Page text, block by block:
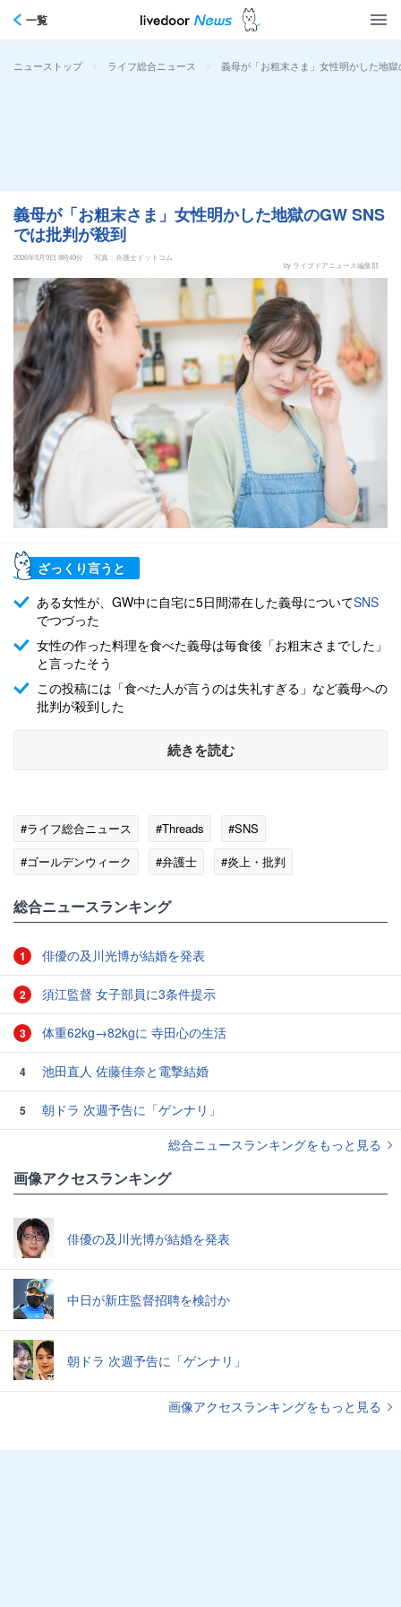
一覧
ニューストップ > ライフ総合ニュース > 義母が「お粗末さま」女性明かした地
義母が「お粗末さま」女性明かした地獄のGW SNS
では批判が殺到
2026年5月9日 8時49分
写真：弁護士ドットコム
by ライブドアニュース編集部
ざっくり言うと
ある女性が、GW中に自宅に5日間滞在した義母についてSNS
でつづった
女性の作った料理を食べた義母は毎食後「お粗末さまでした」
と言ったそう
この投稿には「食べた人が言うのは失礼すぎる」など義母への
批判が殺到した
続きを読む
#ライフ総合ニュース #Threads
#SNS
#ゴールデンウィーク
#弁護士 #炎上・批判
総合ニュースランキング
1 俳優の及川光博が結婚を発表
2 須江監督 女子部員に3条件提示
3 体重62kg→82kgに 寺田心の生活
4 池田直人 佐藤佳奈と電撃結婚
5
朝ドラ 次週予告に「ゲンナリ」
総合ニュースランキングをもっと見る
画像アクセスランキング
俳優の及川光博が結婚を発表
中日が新庄監督招聘を検討か
朝ドラ 次週予告に「ゲンナリ」
画像アクセスランキングをもっと見る